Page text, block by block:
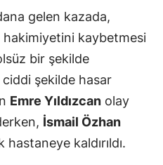
gelen kazada,
kaybetmesi
bir şekilde
şekilde hasar
Emre Yıldızcan olay
İsmail Özhan
hastaneye kaldırıldı.